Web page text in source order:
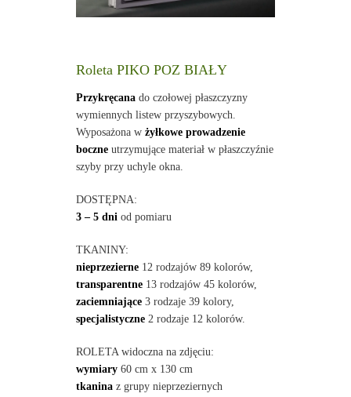
Roleta PIKO POZ BIAŁY
Przykręcanado czołowej płaszczyzny
wymiennych listew przyszybowych.
Wyposażona w żyłkowe prowadzenie
boczneutrzymujące materiał w płaszczyźnie
szyby przy uchyle okna.
DOSTĘPNA:
3 – 5 dniod pomiaru
TKANINY:
nieprzezierne12 rodzajów 89 kolorów,
transparentne13 rodzajów 45 kolorów,
zaciemniające3 rodzaje 39 kolory,
specjalistyczne2 rodzaje 12 kolorów.
ROLETA widoczna na zdjęciu:
wymiary60 cm x 130 cm
tkaninaz grupy nieprzeziernych